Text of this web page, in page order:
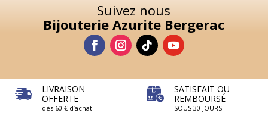
Suivez nous
Bijouterie Azurite Bergerac
LIVRAISON
OFFERTE
dès 60 € d’achat
SATISFAIT OU
REMBOURSÉ
SOUS 30 JOURS